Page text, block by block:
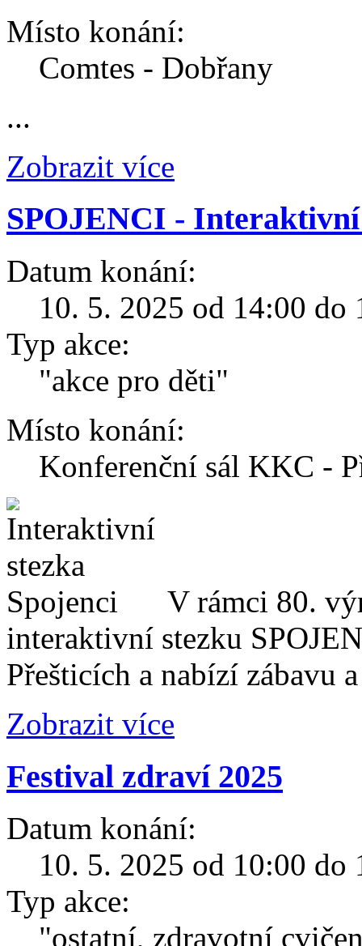
Místo konání:
Comtes - Dobřany
...
Zobrazit více
SPOJENCI -
Datum konání:
10. 5. 2025 od 14:00 do
Typ akce:
"akce pro děti"
Místo konání:
Konferenční sál KKC -
V rámci 80.
interaktivní stezku
Přešticích a nabízí zábavu
Zobrazit více
Festival zdraví 2025
Datum konání:
10. 5. 2025 od 10:00 do
Typ akce:
"ostatní, zdravotní